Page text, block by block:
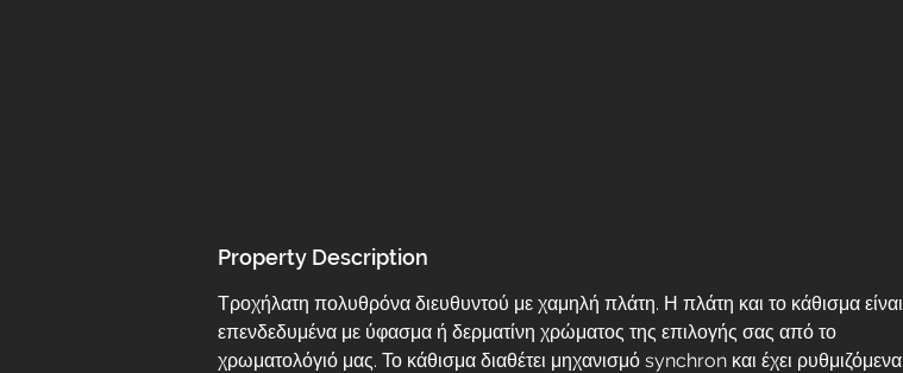
Property Description
Τροχήλατη πολυθρόνα διευθυντού με χαμηλή πλάτη. Η πλάτη και το κάθισμα είναι
επενδεδυμένα με ύφασμα ή δερματίνη χρώματος της επιλογής σας από το
χρωματολόγιό μας. Το κάθισμα διαθέτει μηχανισμό synchron και έχει ρυθμιζόμενα